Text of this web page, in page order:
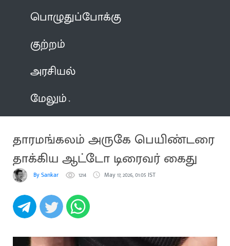
பொழுதுப்போக்கு
குற்றம்
அரசியல்
மேலும்
தாரமங்கலம் அருகே பெயிண்டரை
தாக்கிய ஆட்டோ டிரைவர் கைது
By Sankar 1214 May 17, 2026, 01:05 IST